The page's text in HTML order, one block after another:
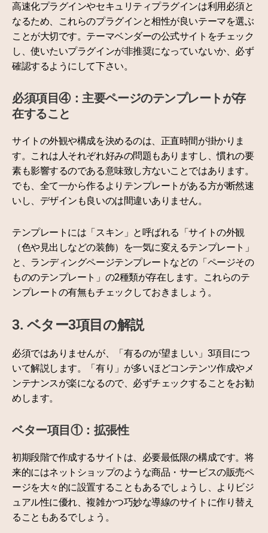
高速化プラグインやセキュリティプラグインは利用必須と
なるため、これらのプラグインと相性が良いテーマを選ぶ
ことが大切です。テーマベンダーの公式サイトをチェック
し、使いたいプラグインが非推奨になっていないか、必ず
確認するようにして下さい。
必須項目④：主要ページのテンプレートが存
在すること
サイトの外観や構成を決めるのは、正直時間が掛かりま
す。これは人それぞれ好みの問題もありますし、慣れの要
素も影響するのである意味致し方ないことではあります。
でも、全て一から作るよりテンプレートがある方が断然速
いし、デザインも良いのは間違いありません。
テンプレートには「スキン」と呼ばれる「サイトの外観
（色や見出しなどの装飾）を一気に変えるテンプレート」
と、ランディングページテンプレートなどの「ページその
もののテンプレート」の2種類が存在します。これらのテ
ンプレートの有無もチェックしておきましょう。
3. ベター3項目の解説
必須ではありませんが、「有るのが望ましい」3項目につ
いて解説します。「有り」が多いほどコンテンツ作成やメ
ンテナンスが楽になるので、必ずチェックすることをお勧
めします。
ベター項目①：拡張性
初期段階で作成するサイトは、必要最低限の構成です。将
来的にはネットショップのような商品・サービスの販売ペ
ージを大々的に設置することもあるでしょうし、よりビジ
ュアル性に優れ、複雑かつ巧妙な導線のサイトに作り替え
ることもあるでしょう。